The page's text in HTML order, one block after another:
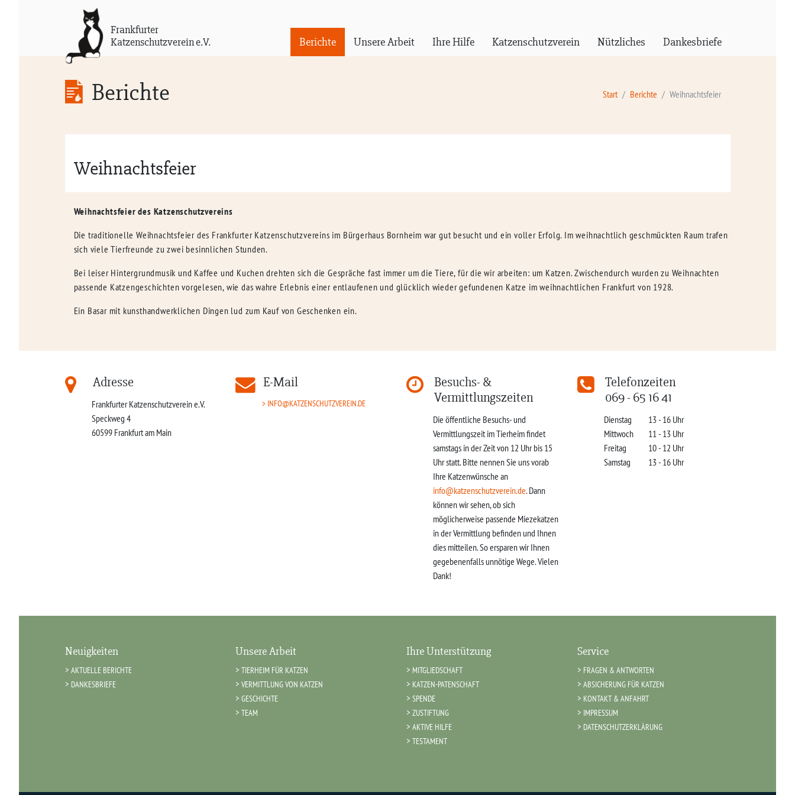
Frankfurter
Katzenschutzverein e.V.
Berichte Unsere Arbeit Ihre Hilfe Katzenschutzverein Nützliches Dankesbriefe
Berichte Start Berichte Weihnachtsfeier
Weihnachtsfeier
Weihnachtsfeier des Katzenschutzvereins
Die traditionelle Weihnachtsfeier des Frankfurter Katzenschutzvereins im Bürgerhaus Bornheim war gut besucht und ein voller Erfolg. Im weihnachtlich geschmückten Raum trafen
sich viele Tierfreunde zu zwei besinnlichen Stunden.
Bei leiser Hintergrundmusik und Kaffee und Kuchen drehten sich die Gespräche fast immer um die Tiere, für die wir arbeiten: um Katzen. Zwischendurch wurden zu Weihnachten
passende Katzengeschichten vorgelesen, wie das wahre Erlebnis einer entlaufenen und glücklich wieder gefundenen Katze im weihnachtlichen Frankfurt von 1928.
Ein Basar mit kunsthandwerklichen Dingen lud zum Kauf von Geschenken ein.
Adresse
Frankfurter Katzenschutzverein e.V.
Speckweg 4
60599 Frankfurt am Main
E-Mail
INFO@KATZENSCHUTZVEREIN.DE
Besuchs- &
Vermittlungszeiten
Die öffentliche Besuchs- und
Vermittlungszeit im Tierheim findet
samstags in der Zeit von 12 Uhr bis 15
Uhr statt. Bitte nennen Sie uns vorab
Ihre Katzenwünsche an
info@katzenschutzverein.de. Dann
können wir sehen, ob sich
möglicherweise passende Miezekatzen
in der Vermittlung befinden und Ihnen
dies mitteilen. So ersparen wir Ihnen
gegebenenfalls unnötige Wege. Vielen
Dank!
Telefonzeiten
069 - 65 16 41
Dienstag
13 - 16 Uhr
Mittwoch
11 - 13 Uhr
Freitag
10 - 12 Uhr
Samstag
13 - 16 Uhr
Neuigkeiten
AKTUELLE BERICHTE
DANKESBRIEFE
Unsere Arbeit
TIERHEIM FÜR KATZEN
VERMITTLUNG VON KATZEN
GESCHICHTE
TEAM
Ihre Unterstützung
MITGLIEDSCHAFT
KATZEN-PATENSCHAFT
SPENDE
ZUSTIFTUNG
AKTIVE HILFE
TESTAMENT
Service
FRAGEN & ANTWORTEN
ABSICHERUNG FÜR KATZEN
KONTAKT & ANFAHRT
IMPRESSUM
DATENSCHUTZERKLÄRUNG